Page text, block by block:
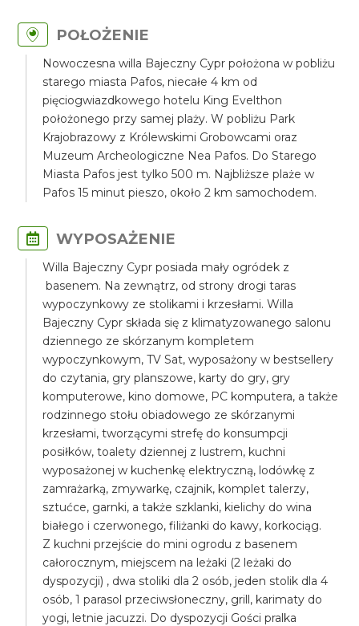
POŁOŻENIE
Nowoczesna willa Bajeczny Cypr położona w pobliżu
starego miasta Pafos, niecałe 4 km od
pięciogwiazdkowego hotelu King Evelthon
położonego przy samej plaży. W pobliżu Park
Krajobrazowy z Królewskimi Grobowcami oraz
Muzeum Archeologiczne Nea Pafos. Do Starego
Miasta Pafos jest tylko 500 m. Najbliższe plaże w
Pafos 15 minut pieszo, około 2 km samochodem.
WYPOSAŻENIE
Willa Bajeczny Cypr posiada mały ogródek z
basenem. Na zewnątrz, od strony drogi taras
wypoczynkowy ze stolikami i krzesłami. Willa
Bajeczny Cypr składa się z klimatyzowanego salonu
dziennego ze skórzanym kompletem
wypoczynkowym, TV Sat, wyposażony w bestsellery
do czytania, gry planszowe, karty do gry, gry
komputerowe, kino domowe, PC komputera, a także
rodzinnego stołu obiadowego ze skórzanymi
krzesłami, tworzącymi strefę do konsumpcji
posiłków, toalety dziennej z lustrem, kuchni
wyposażonej w kuchenkę elektryczną, lodówkę z
zamrażarką, zmywarkę, czajnik, komplet talerzy,
sztućce, garnki, a także szklanki, kielichy do wina
białego i czerwonego, filiżanki do kawy, korkociąg.
Z kuchni przejście do mini ogrodu z basenem
całorocznym, miejscem na leżaki (2 leżaki do
dyspozycji) , dwa stoliki dla 2 osób, jeden stolik dla 4
osób, 1 parasol przeciwsłoneczny, grill, karimaty do
yogi, letnie jacuzzi. Do dyspozycji Gości pralka